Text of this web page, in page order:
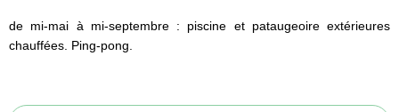
de mi-mai à mi-septembre : piscine et pataugeoire extérieures
chauffées. Ping-pong.